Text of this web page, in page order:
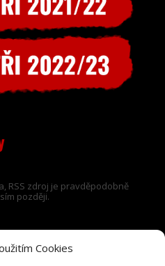
Cookies
RSS zdroj je pravděpodobně
později.